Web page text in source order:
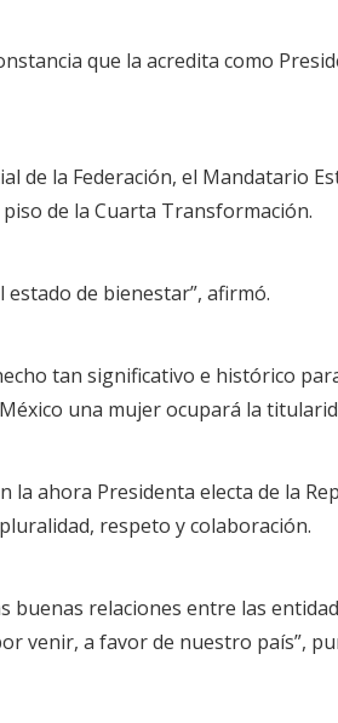
que la acredita como
de la Federación, el Mandatario
de la Cuarta Transformación.
de bienestar”, afirmó.
tan significativo e histórico
una mujer ocupará la
ahora Presidenta electa de la
respeto y colaboración.
relaciones entre las
venir, a favor de nuestro país”,